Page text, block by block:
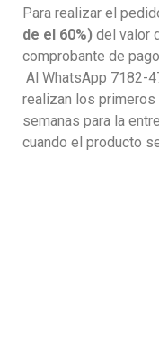
Para realizar el
de el 60%) del valor
comprobante de pago
Al WhatsApp 7182-
realizan los primeros
semanas para la
cuando el producto